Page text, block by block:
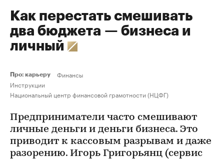
Как перестать смешивать
два бюджета — бизнеса и
личный
Про: карьеру
Финансы
Инструкции
Национальный центр финансовой грамотности (НЦФГ)
Предприниматели часто смешивают
личные деньги и деньги бизнеса. Это
приводит к кассовым разрывам и даже
разорению. Игорь Григорьянц (сервис